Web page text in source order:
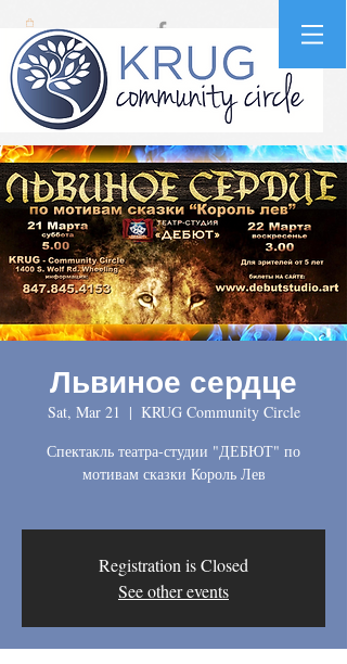
Львиное сердце
Sat, Mar 21
  |
KRUG Community Circle
Спектакль театра-студии "ДЕБЮТ" по
мотивам сказки Король Лев
Registration is Closed
See other events